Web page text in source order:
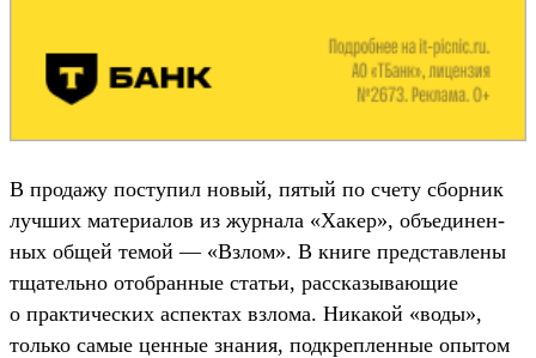
В про­дажу пос­тупил новый, пятый по сче­ту сбор­ник
луч­ших матери­алов из жур­нала «Хакер», объ­еди­нен­
ных общей темой — «Взлом». В кни­ге пред­став­лены
тща­тель­но отоб­ранные статьи, рас­ска­зыва­ющие
о прак­тичес­ких аспектах взло­ма. Никакой «воды»,
толь­ко самые цен­ные зна­ния, под­креп­ленные опы­том